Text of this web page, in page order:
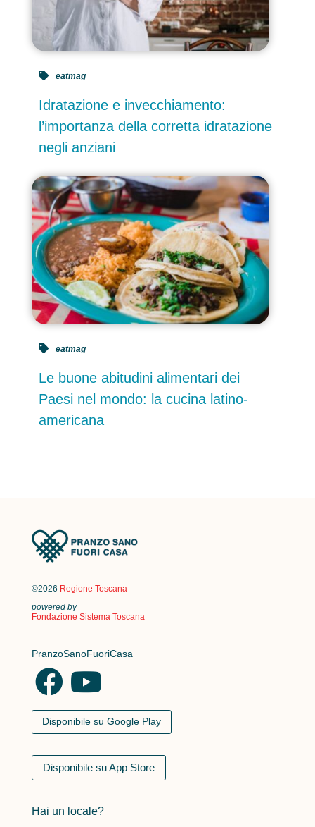
Idratazione e invecchiamento:
l’importanza della corretta idratazione
negli anziani
eatmag
Le buone abitudini alimentari dei
Paesi nel mondo: la cucina latino-
americana
eatmag
©2026 Regione Toscana
powered by
Fondazione Sistema Toscana
PranzoSanoFuoriCasa
Disponibile su Google Play
Disponibile su App Store
Hai un locale?